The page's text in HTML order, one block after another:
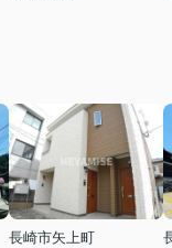
長崎市矢上町